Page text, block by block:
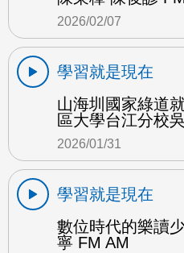
2026/02/07
學習就是現在
山海圳國家綠道
區大學台江分校
2026/01/31
學習就是現在
數位時代的樂讀
寧 FM AM